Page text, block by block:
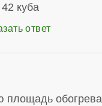
куба
площадь обогрева